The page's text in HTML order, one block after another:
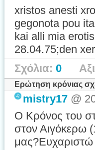
xristos anesti
gegonota pou
kai alli mia
28.04.75;den
Σχόλια: 0
Ερώτηση κρόνιας
mistry17 @
Ο Κρόνος του
στον Αιγόκερω
μας?Ευχαριστώ